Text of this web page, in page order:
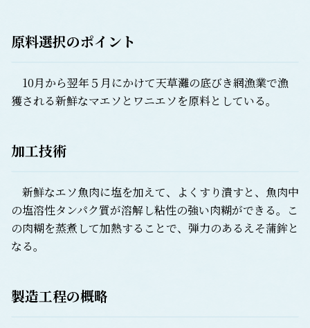
原料選択のポイント
10月から翌年５月にかけて天草灘の底びき網漁業で漁
獲される新鮮なマエソとワニエソを原料としている。
加工技術
新鮮なエソ魚肉に塩を加えて、よくすり潰すと、魚肉中
の塩溶性タンパク質が溶解し粘性の強い肉糊ができる。こ
の肉糊を蒸煮して加熱することで、弾力のあるえそ蒲鉾と
なる。
製造工程の概略